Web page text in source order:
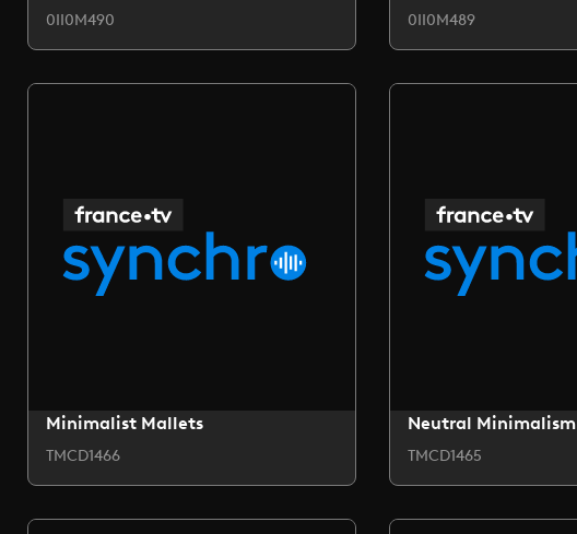
0II0M490 0II0M489
Minimalist Mallets
TMCD1466
Neutral Minimalism
TMCD1465